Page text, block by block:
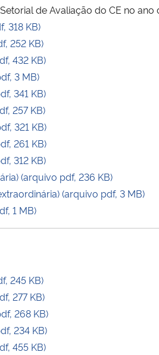
de Avaliação do CE no ano
318 KB)
252 KB)
432 KB)
3 MB)
341 KB)
257 KB)
321 KB)
261 KB)
312 KB)
(arquivo pdf, 236 KB)
(arquivo pdf, 3 MB)
1 MB)
245 KB)
277 KB)
268 KB)
234 KB)
455 KB)